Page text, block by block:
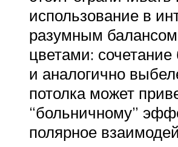
использование в
разумным
цветами:
и аналогично
потолка может
“больничному”
полярное